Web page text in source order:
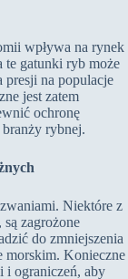
wpływa na rynek
te gatunki ryb może
presji na populacje
jest zatem
ochronę
rybnej.
Niektóre z
zagrożone
do zmniejszenia
morskim. Konieczne
i ograniczeń, aby